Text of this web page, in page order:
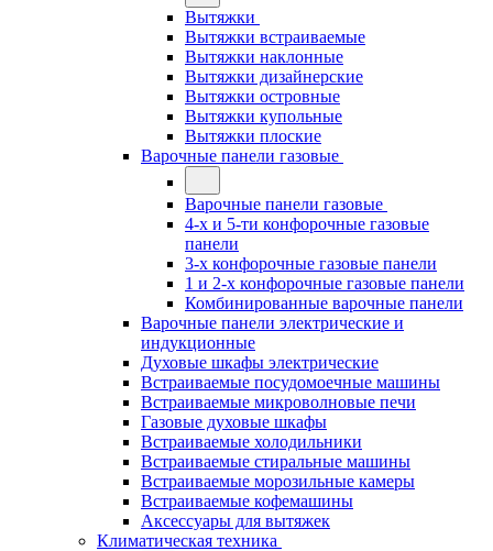
Вытяжки
Вытяжки встраиваемые
Вытяжки наклонные
Вытяжки дизайнерские
Вытяжки островные
Вытяжки купольные
Вытяжки плоские
Варочные панели газовые
Варочные панели газовые
4-х и 5-ти конфорочные газовые
панели
3-х конфорочные газовые панели
1 и 2-х конфорочные газовые панели
Комбинированные варочные панели
Варочные панели электрические и
индукционные
Духовые шкафы электрические
Встраиваемые посудомоечные машины
Встраиваемые микроволновые печи
Газовые духовые шкафы
Встраиваемые холодильники
Встраиваемые стиральные машины
Встраиваемые морозильные камеры
Встраиваемые кофемашины
Аксессуары для вытяжек
Климатическая техника